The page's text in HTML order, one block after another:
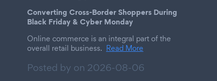
Converting Cross-Border Shoppers During
Black Friday & Cyber Monday
Online commerce is an integral part of the
overall retail business. Read More
Posted by on 2026-08-06